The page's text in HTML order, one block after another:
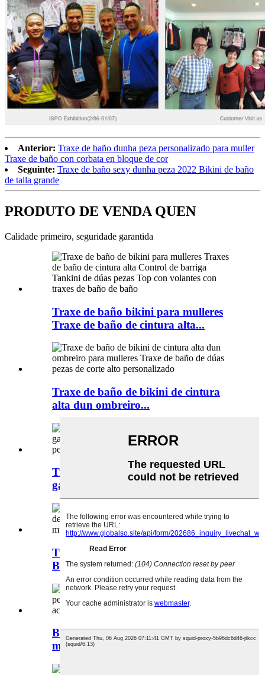
Anterior: Traxe de baño dunha peza personalizado para muller
Traxe de baño con corbata en bloque de cor
Seguinte: Traxe de baño sexy dunha peza 2022 Bikini de baño
de talla grande
PRODUTO DE VENDA QUEN
Calidade primeiro, seguridade garantida
Traxe de baño bikini para mulleres
Traxe de baño de cintura alta...
Traxe de baño de bikini de cintura
alta dun ombreiro...
Traxe de baño de moda, bikinis de
ganchillo sexy para mulleres...
Traxe de baño africano de moda
Bohemia...
Bikini de dúas pezas push up para
mulleres con estilo...